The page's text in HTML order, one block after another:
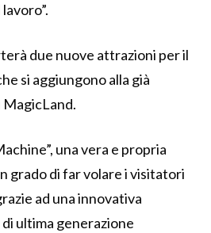
due nuove attrazioni per il
si aggiungono alla già
una vera e propria
grado di far volare i visitatori
ad una innovativa
ultima generazione